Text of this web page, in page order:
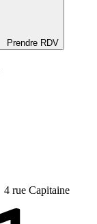
Prendre RDV
4 rue Capitaine